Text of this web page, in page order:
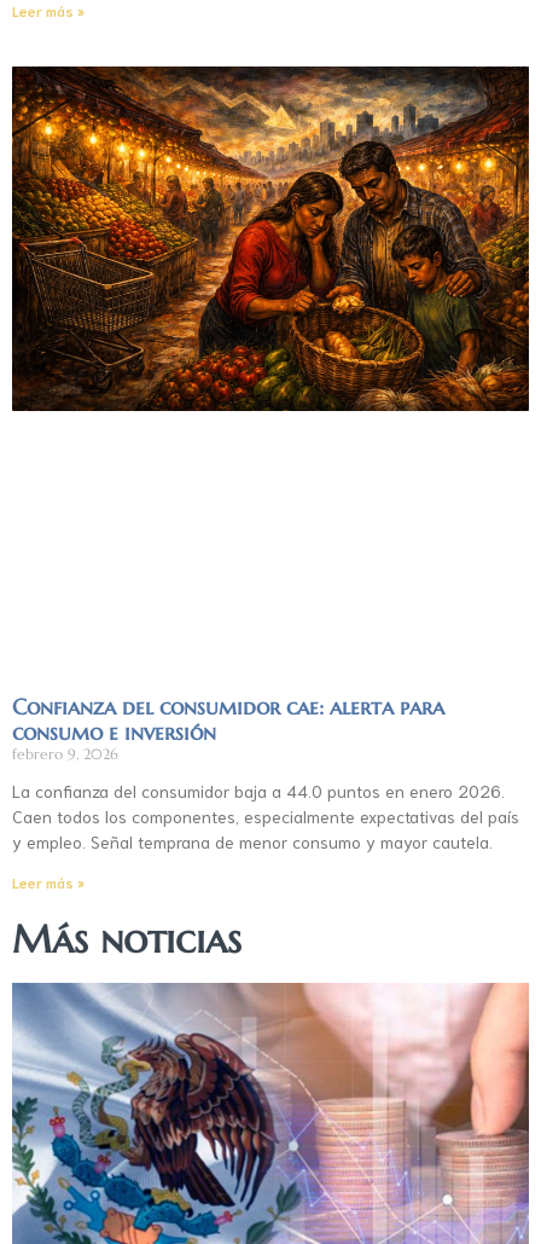
Leer más »
Confianza del consumidor cae: alerta para
consumo e inversión
febrero 9, 2026
La confianza del consumidor baja a 44.0 puntos en enero 2026.
Caen todos los componentes, especialmente expectativas del país
y empleo. Señal temprana de menor consumo y mayor cautela.
Leer más »
Más noticias